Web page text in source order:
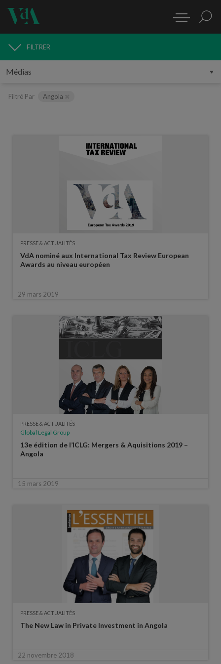
MÉDIAS
FILTRER
Filtré Par Angola
PRESSE & ACTUALITÉS
VdA nominé aux International Tax Review European
Awards au niveau européen
29 mars 2019
PRESSE & ACTUALITÉS
Global Legal Group
13e édition de l’ICLG: Mergers & Aquisitions 2019 –
Angola
15 mars 2019
PRESSE & ACTUALITÉS
The New Law in Private Investment in Angola
22 novembre 2018